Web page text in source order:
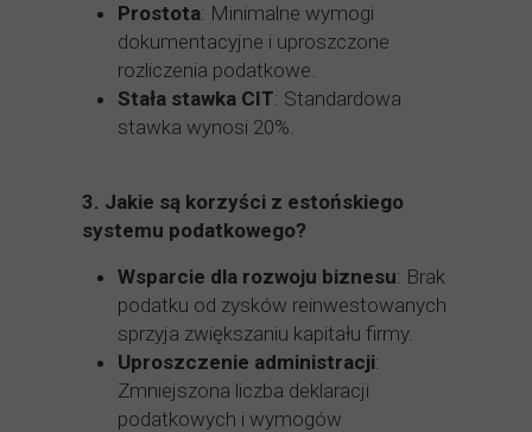
Prostota: Minimalne wymogi
dokumentacyjne i uproszczone
rozliczenia podatkowe.
Stała stawka CIT: Standardowa
stawka wynosi 20%.
3. Jakie są korzyści z estońskiego
systemu podatkowego?
Wsparcie dla rozwoju biznesu: Brak
podatku od zysków reinwestowanych
sprzyja zwiększaniu kapitału firmy.
Uproszczenie administracji:
Zmniejszona liczba deklaracji
podatkowych i wymogów